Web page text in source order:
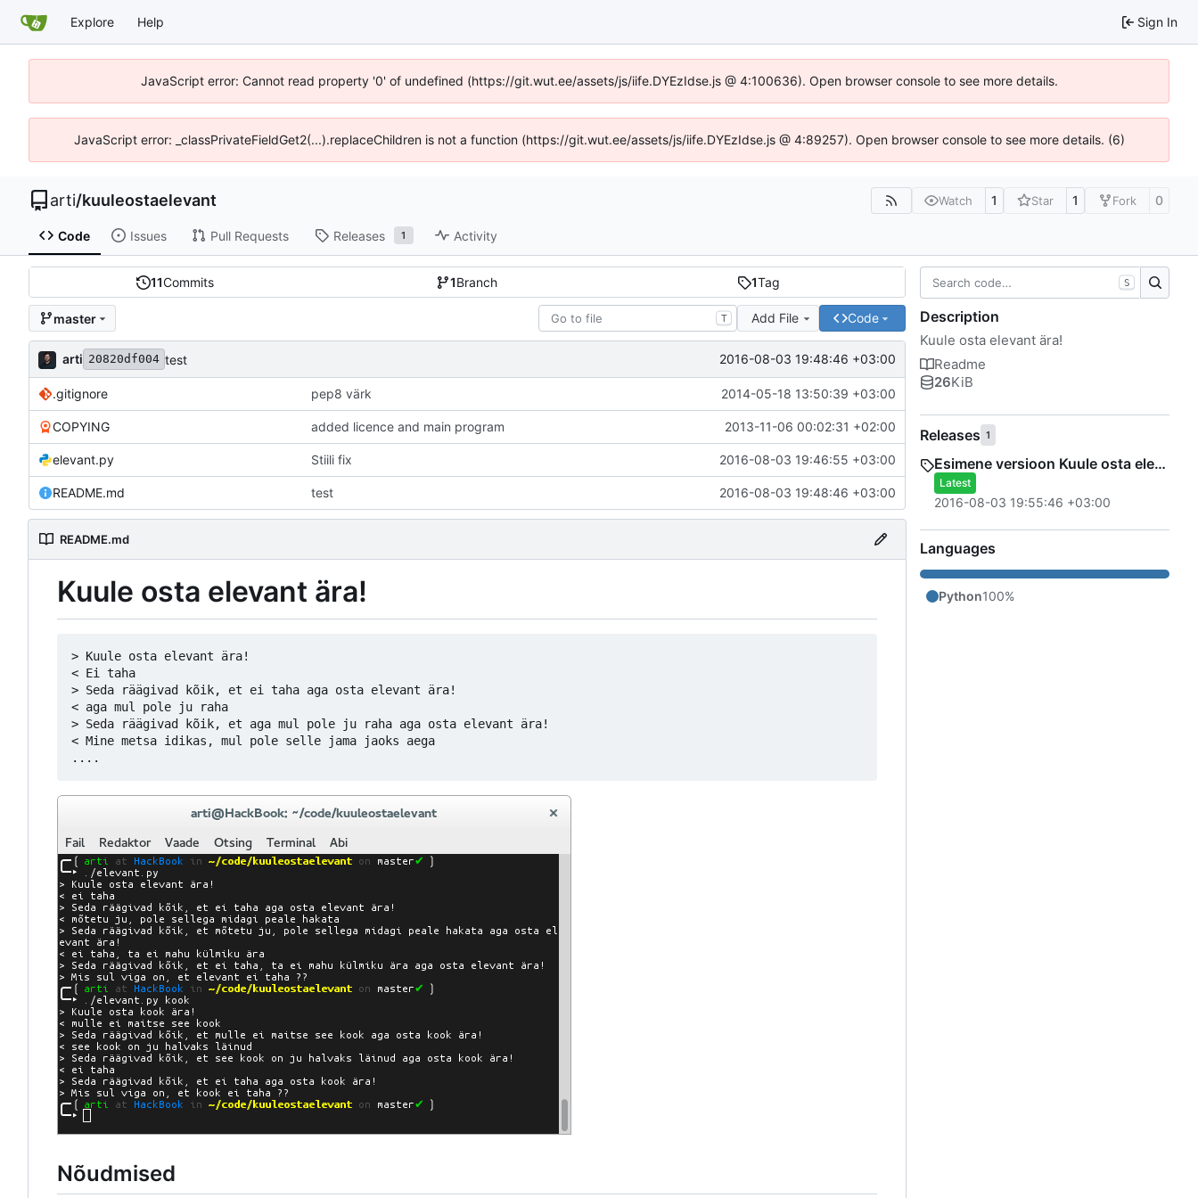
Explore Help Sign In
JavaScript error: Cannot read property '0' of undefined (https://git.wut.ee/assets/js/iife.DYEzIdse.js @ 4:100636). Open browser console to see more details.
JavaScript error: _classPrivateFieldGet2(...).replaceChildren is not a function (https://git.wut.ee/assets/js/iife.DYEzIdse.js @ 4:89257). Open browser console to see more details. (6)
arti/kuuleostaelevant Watch 1 Star 1 Fork 0
Code Issues Pull Requests Releases 1 Activity
11Commits 1Branch 1Tag
master T Add File Code
arti 20820df004 test 2016-08-03 19:48:46 +03:00
.gitignore pep8 värk 2014-05-18 13:50:39 +03:00
COPYING added licence and main program 2013-11-06 00:02:31 +02:00
elevant.py Stiili fix 2016-08-03 19:46:55 +03:00
README.md test 2016-08-03 19:48:46 +03:00
README.md
Kuule osta elevant ära!
> Kuule osta elevant ära!
< Ei taha
> Seda räägivad kõik, et ei taha aga osta elevant ära!
< aga mul pole ju raha
> Seda räägivad kõik, et aga mul pole ju raha aga osta elevant ära!
< Mine metsa idikas, mul pole selle jama jaoks aega
Nõudmised
S
Description
Kuule osta elevant ära!
Readme
26KiB
Releases 1
Esimene versioon Kuule osta elevant ära programmist
Latest
2016-08-03 19:55:46 +03:00
Languages
Python100%